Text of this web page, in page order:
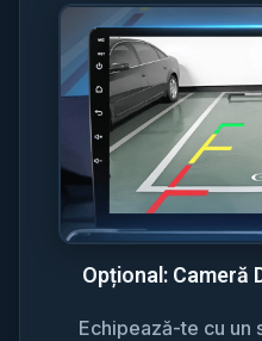
Opțional: Cameră
Echipează-te cu un